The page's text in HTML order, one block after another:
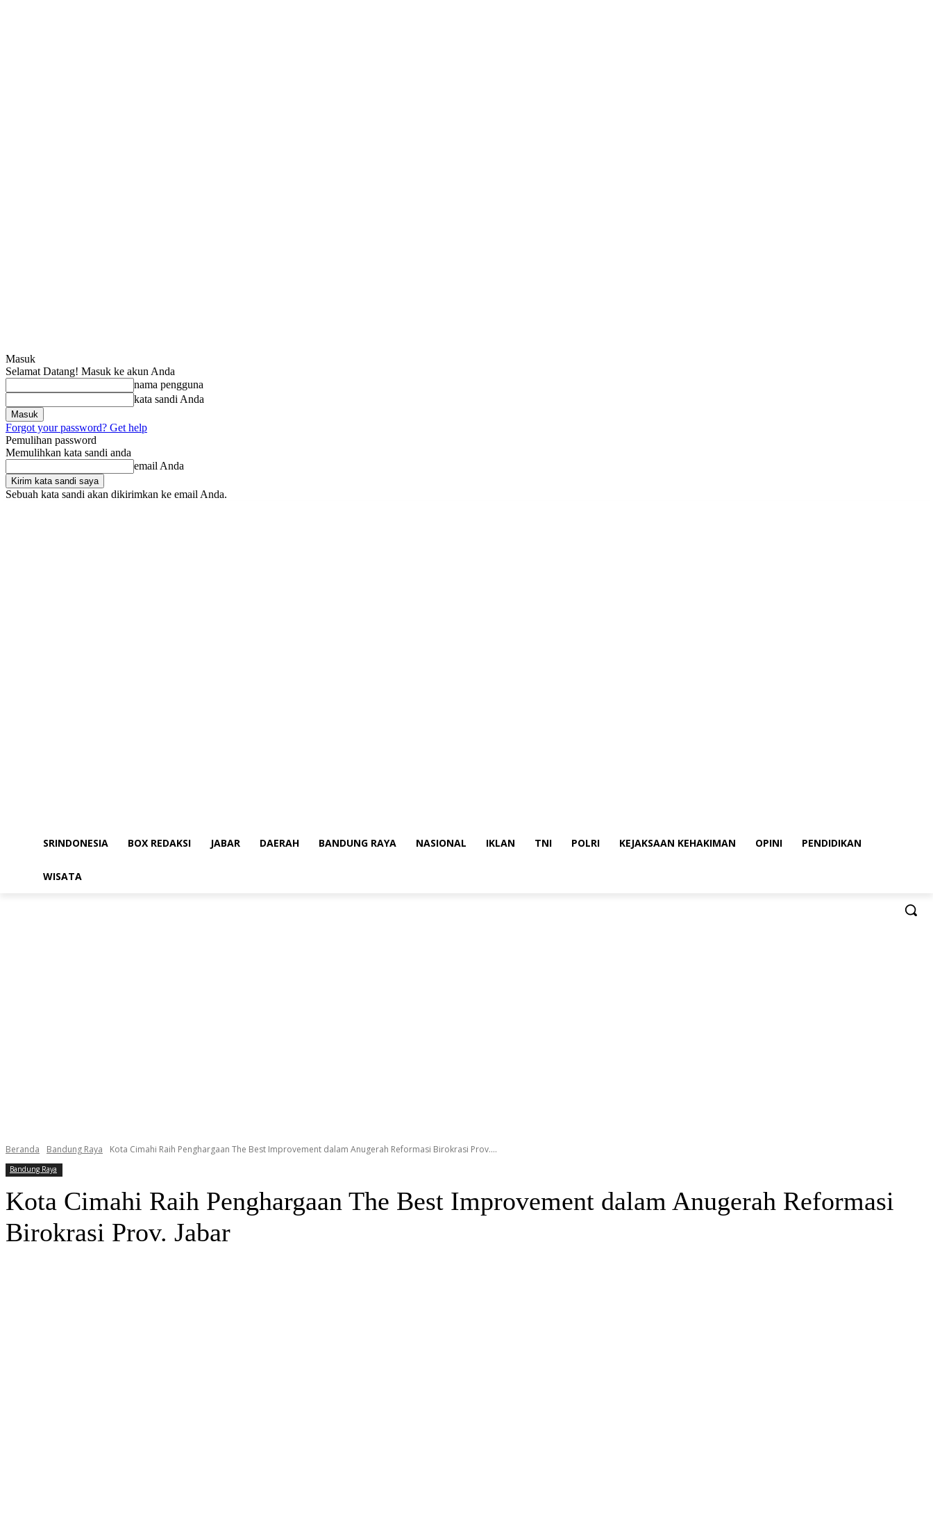
Masuk
Selamat Datang! Masuk ke akun Anda
nama pengguna
kata sandi Anda
Forgot your password? Get help
Pemulihan password
Memulihkan kata sandi anda
email Anda
Sebuah kata sandi akan dikirimkan ke email Anda.
SRINDONESIA BOX REDAKSI JABAR DAERAH BANDUNG RAYA NASIONAL IKLAN TNI POLRI KEJAKSAAN KEHAKIMAN OPINI PENDIDIKAN
WISATA
Beranda Bandung Raya Kota Cimahi Raih Penghargaan The Best Improvement dalam Anugerah Reformasi Birokrasi Prov....
Bandung Raya
Kota Cimahi Raih Penghargaan The Best Improvement dalam Anugerah Reformasi
Birokrasi Prov. Jabar